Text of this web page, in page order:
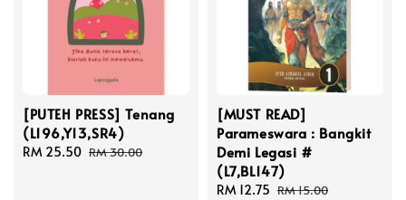
[PUTEH PRESS] Tenang
(L196,Y13,SR4)
Sale
RM 25.50 Regular
RM 30.00
[MUST READ]
Parameswara : Bangkit
Demi Legasi #
(L7,BL147)
Sale
RM 12.75 Regular
RM 15.00